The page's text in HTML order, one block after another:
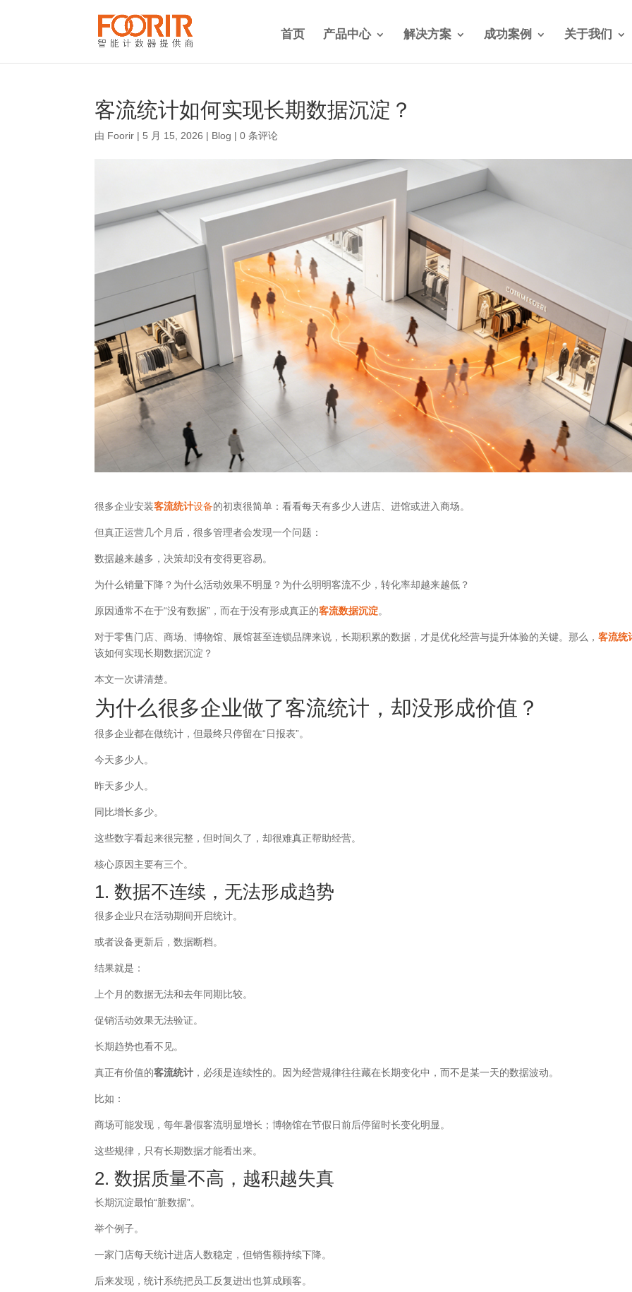
首页 产品中心 解决方案 成功案例 关于我们
客流统计如何实现长期数据沉淀？
由 Foorir | 5 月 15, 2026 | Blog |0 条评论
很多企业安装客流统计设备的初衷很简单：看看每天有多少人进店、进馆或进入商场。
但真正运营几个月后，很多管理者会发现一个问题：
数据越来越多，决策却没有变得更容易。
为什么销量下降？为什么活动效果不明显？为什么明明客流不少，转化率却越来越低？
原因通常不在于“没有数据”，而在于没有形成真正的客流数据沉淀。
对于零售门店、商场、博物馆、展馆甚至连锁品牌来说，长期积累的数据，才是优化经营与提升体验的关键。那么，客流统
该如何实现长期数据沉淀？
本文一次讲清楚。
为什么很多企业做了客流统计，却没形成价值？
很多企业都在做统计，但最终只停留在“日报表”。
今天多少人。
昨天多少人。
同比增长多少。
这些数字看起来很完整，但时间久了，却很难真正帮助经营。
核心原因主要有三个。
1. 数据不连续，无法形成趋势
很多企业只在活动期间开启统计。
或者设备更新后，数据断档。
结果就是：
上个月的数据无法和去年同期比较。
促销活动效果无法验证。
长期趋势也看不见。
真正有价值的客流统计 ，必须是连续性的。因为经营规律往往藏在长期变化中，而不是某一天的数据波动。
比如：
商场可能发现，每年暑假客流明显增长；博物馆在节假日前后停留时长变化明显。
这些规律，只有长期数据才能看出来。
2. 数据质量不高，越积越失真
长期沉淀最怕“脏数据”。
举个例子。
一家门店每天统计进店人数稳定，但销售额持续下降。
后来发现，统计系统把员工反复进出也算成顾客。